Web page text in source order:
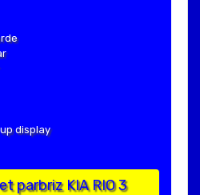
display
parbriz KIA RIO 3